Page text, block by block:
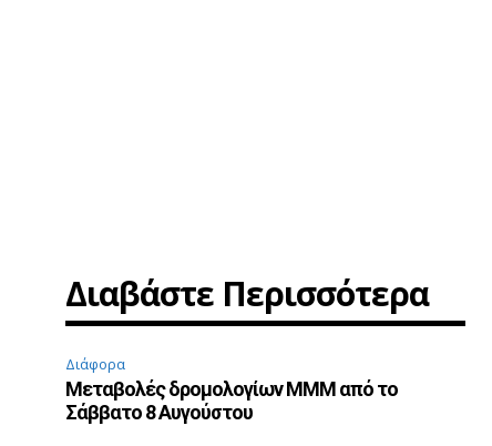
Διαβάστε Περισσότερα
Διάφορα
Μεταβολές δρομολογίων ΜΜΜ από το
Σάββατο 8 Αυγούστου